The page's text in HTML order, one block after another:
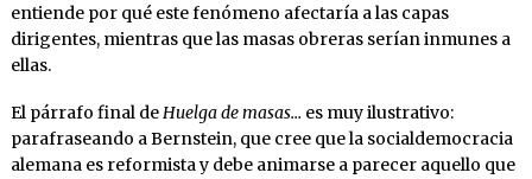
entiende por qué este fenómeno afectaría a las capas
dirigentes, mientras que las masas obreras serían inmunes a
ellas.
El párrafo final deHuelga de masas… es muy ilustrativo:
parafraseando a Bernstein, que cree que la socialdemocracia
alemana es reformista y debe animarse a parecer aquello que